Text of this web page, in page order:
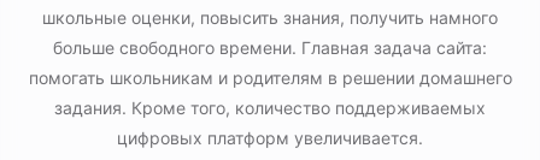
школьные оценки, повысить знания, получить намного
больше свободного времени. Главная задача сайта:
помогать школьникам и родителям в решении домашнего
задания. Кроме того, количество поддерживаемых
цифровых платформ увеличивается.